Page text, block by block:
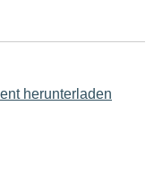
herunterladen